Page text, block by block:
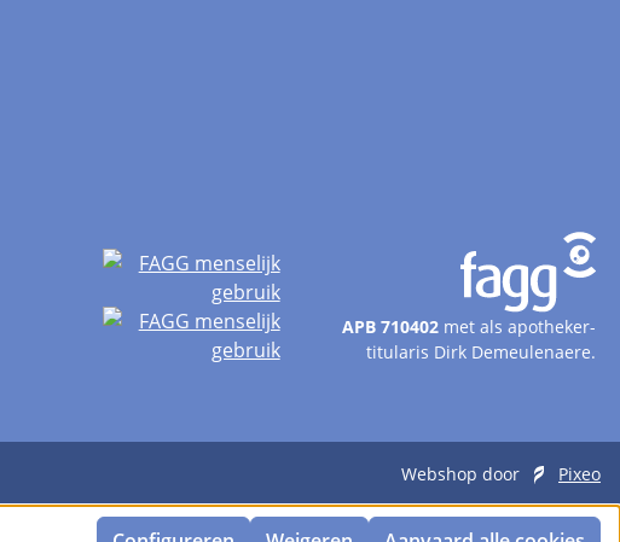
APB 710402met als apotheker-
titularis Dirk Demeulenaere.
Webshop door Pixeo